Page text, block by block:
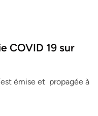
COVID 19 sur
émise et propagée à